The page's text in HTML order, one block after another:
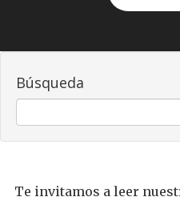
Búsqueda
Te invitamos a leer